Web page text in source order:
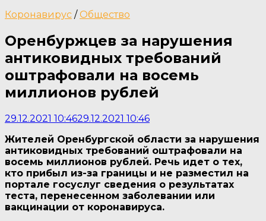
Коронавирус /Общество
Оренбуржцев за нарушения
антиковидных требований
оштрафовали на восемь
миллионов рублей
29.12.2021 10:4629.12.2021 10:46
Жителей Оренбургской области за нарушения
антиковидных требований оштрафовали на
восемь миллионов рублей. Речь идет о тех,
кто прибыл из-за границы и не разместил на
портале госуслуг сведения о результатах
теста, перенесенном заболевании или
вакцинации от коронавируса.